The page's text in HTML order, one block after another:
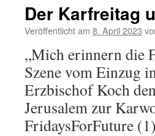
Der Karfreitag
Veröffentlicht am 8. April 2023
„Mich erinnern die
Szene vom Einzug
Erzbischof Koch
Jerusalem zur
FridaysForFuture